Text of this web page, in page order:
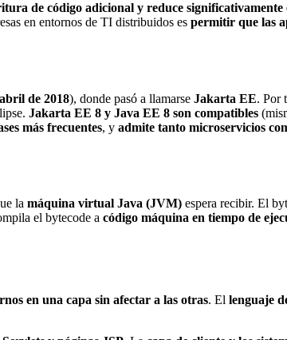
de código adicional y reduce significativamente
en entornos de TI distribuidos es permitir que las
de 2018), donde pasó a llamarse Jakarta EE. Por
Jakarta EE 8 y Java EE 8 son compatibles
más frecuentes, y admite tanto microservicios
la máquina virtual Java (JVM) espera recibir. El
el bytecode a código máquina en tiempo de
en una capa sin afectar a las otras. El lenguaje